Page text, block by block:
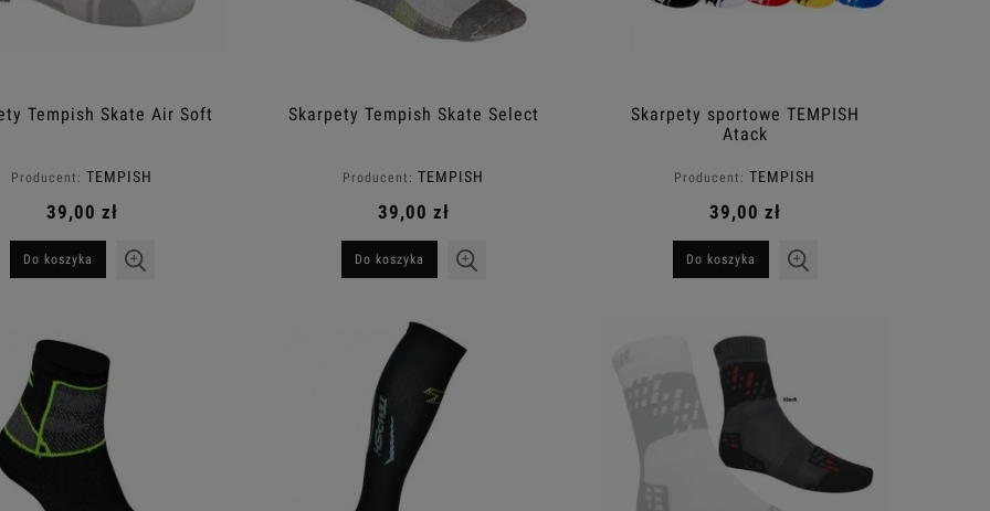
Tempish Skate Air Soft
Producent: TEMPISH
39,00 zł
Do koszyka
Skarpety Tempish Skate Select
Producent: TEMPISH
39,00 zł
Do koszyka
Skarpety sportowe TEMPISH
Atack
Producent: TEMPISH
39,00 zł
Do koszyka